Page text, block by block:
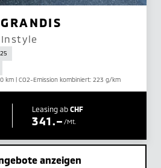
Instyle
km | CO2-Emission kombiniert: 223 g/km
Leasing abCHF
341.–/Mt.
anzeigen